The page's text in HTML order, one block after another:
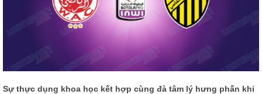
Sự thực dụng khoa học kết hợp cùng đà tâm lý hưng phấn khi